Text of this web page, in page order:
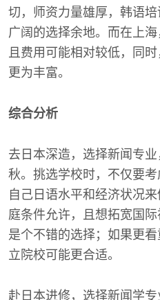
切，师资力量雄厚，韩语
广阔的选择余地。而在上海
且费用可能相对较低，同
更为丰富。
综合分析
去日本深造，选择新闻专
秋。挑选学校时，不仅要
自己日语水平和经济状况
庭条件允许，且想拓宽国
是个不错的选择；如果更
立院校可能更合适。
赴日本进修，选择新闻学